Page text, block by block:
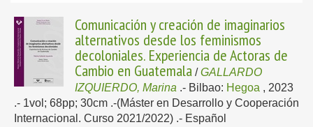
Comunicación y creación de imaginarios
alternativos desde los feminismos
decoloniales. Experiencia de Actoras de
Cambio en Guatemala /GALLARDO
IZQUIERDO, Marina .- Bilbao: Hegoa , 2023
.- 1vol; 68pp; 30cm .-(Máster en Desarrollo y Cooperación
Internacional. Curso 2021/2022) .- Español